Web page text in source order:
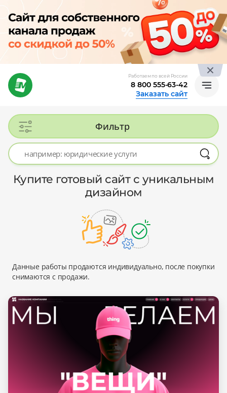
Работаем по всей России
8 800 555-63-42
Заказать сайт
Фильтр
Купите готовый сайт с уникальным
дизайном
Данные работы продаются индивидуально, после покупки
снимаются с продажи.